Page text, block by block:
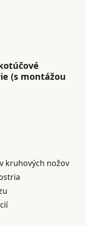
(s montážou
kruhových nožov